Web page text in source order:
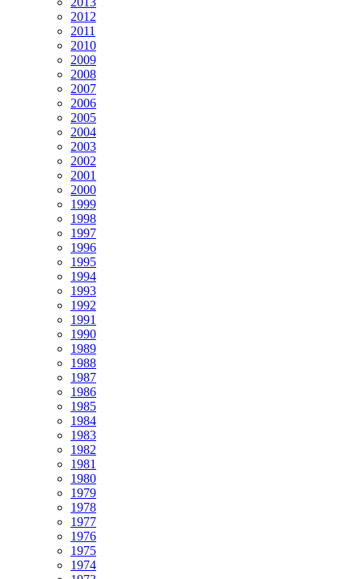
2012
2011
2010
2009
2008
2007
2006
2005
2004
2003
2002
2001
2000
1999
1998
1997
1996
1995
1994
1993
1992
1991
1990
1989
1988
1987
1986
1985
1984
1983
1982
1981
1980
1979
1978
1977
1976
1975
1974